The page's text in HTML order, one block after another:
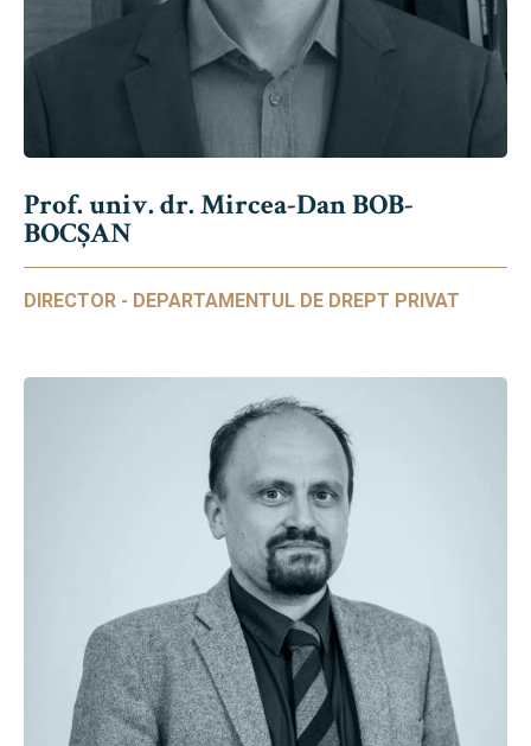
Prof. univ. dr. Mircea-Dan BOB-
BOCȘAN
DIRECTOR - DEPARTAMENTUL DE DREPT PRIVAT